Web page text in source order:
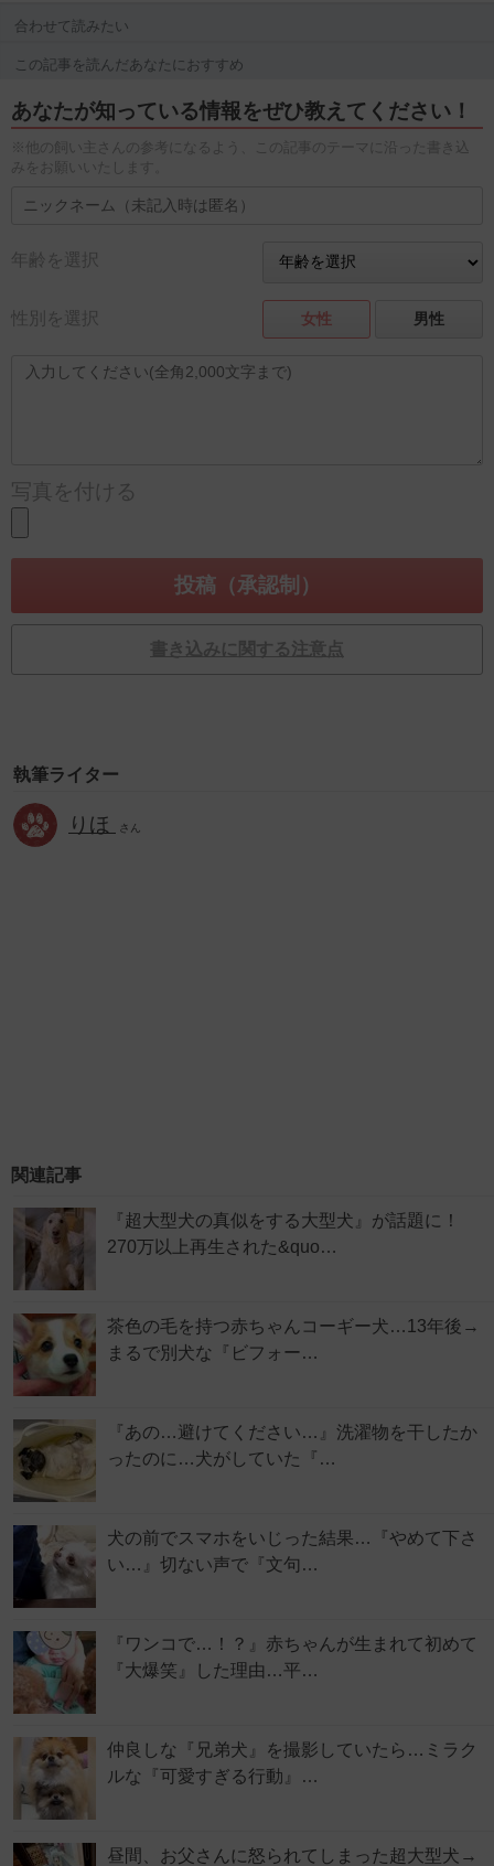
合わせて読みたい
この記事を読んだあなたにおすすめ
あなたが知っている情報をぜひ教えてください！
※他の飼い主さんの参考になるよう、この記事のテーマに沿った書き込
みをお願いいたします。
年齢を選択
性別を選択 女性 男性
写真を付ける
書き込みに関する注意点
執筆ライター
りほ さん
関連記事
『超大型犬の真似をする大型犬』が話題に！
270万以上再生された&quo…
茶色の毛を持つ赤ちゃんコーギー犬…13年後→
まるで別犬な『ビフォー…
『あの…避けてください…』洗濯物を干したか
ったのに…犬がしていた『…
犬の前でスマホをいじった結果…『やめて下さ
い…』切ない声で『文句…
『ワンコで…！？』赤ちゃんが生まれて初めて
『大爆笑』した理由…平…
仲良しな『兄弟犬』を撮影していたら…ミラク
ルな『可愛すぎる行動』…
昼間、お父さんに怒られてしまった超大型犬→